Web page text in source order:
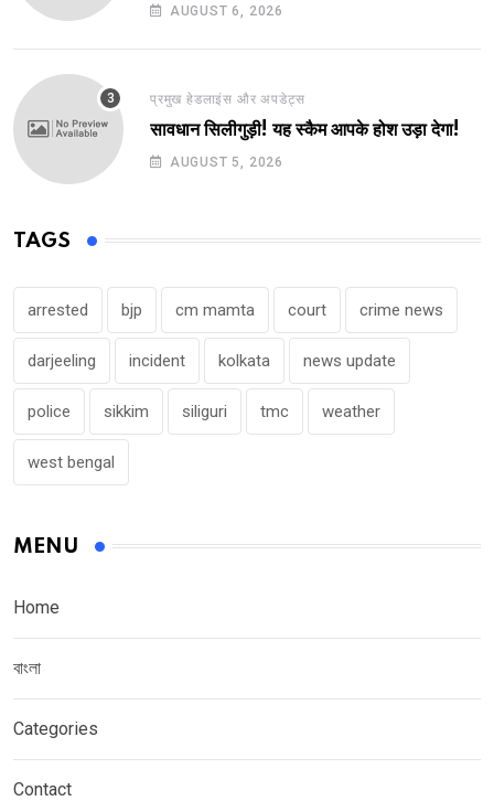
AUGUST 6, 2026
प्रमुख हेडलाइंस और अपडेट्स
सावधान सिलीगुड़ी! यह स्कैम आपके होश उड़ा देगा!
AUGUST 5, 2026
TAGS
arrested bjp cm mamta court crime news
darjeeling incident kolkata news update
police sikkim siliguri tmc weather
west bengal
MENU
Home
বাংলা
Categories
Contact